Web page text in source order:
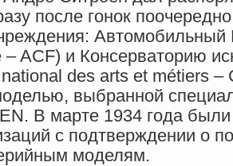
после гонок
ACF) и Консерваторию
des arts et métiers –
выбранной
В марте 1934 года
с подтверждении о
моделям.